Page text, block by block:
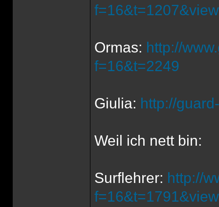
Ormas: http://
f=16&t=2249
Giulia: http://
Weil ich nett bin:
Surflehrer: http://